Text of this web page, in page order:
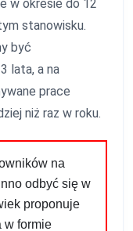
w okresie do 12
stanowisku.
być
lata, a na
prace
niż raz w roku.
na
odbyć się w
proponuje
w formie